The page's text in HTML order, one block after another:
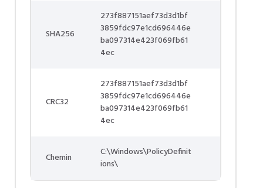
SHA256
273f887151aef73d3d1bf
3859fdc97e1cd696446e
ba097314e423f069fb61
4ec
CRC32
273f887151aef73d3d1bf
3859fdc97e1cd696446e
ba097314e423f069fb61
4ec
Chemin
C:\Windows\PolicyDefinit
ions\